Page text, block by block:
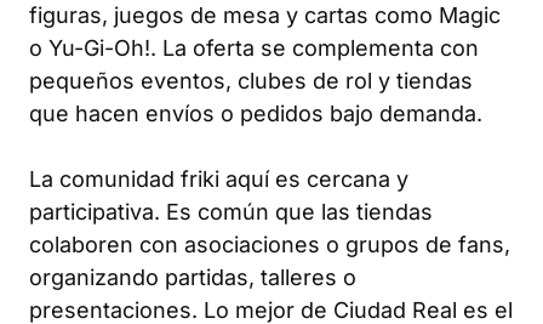
figuras, juegos de mesa y cartas como Magic
o Yu-Gi-Oh!. La oferta se complementa con
pequeños eventos, clubes de rol y tiendas
que hacen envíos o pedidos bajo demanda.
La comunidad friki aquí es cercana y
participativa. Es común que las tiendas
colaboren con asociaciones o grupos de fans,
organizando partidas, talleres o
presentaciones. Lo mejor de Ciudad Real es el